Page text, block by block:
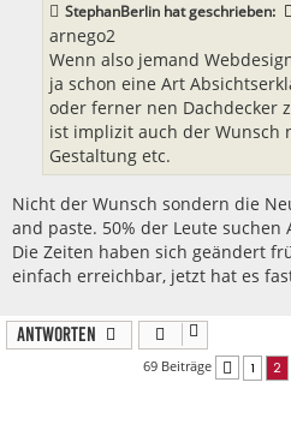
StephanBerlin hat geschrieben:
arnego2
Wenn also jemand
ja schon eine Art
oder ferner nen Dachdecker
ist implizit auch der Wunsch
Gestaltung etc.
Nicht der Wunsch sondern die
and paste. 50% der Leute suchen
Die Zeiten haben sich geändert
einfach erreichbar, jetzt hat es
Antworten
69 Beiträge Vorherige
1 2